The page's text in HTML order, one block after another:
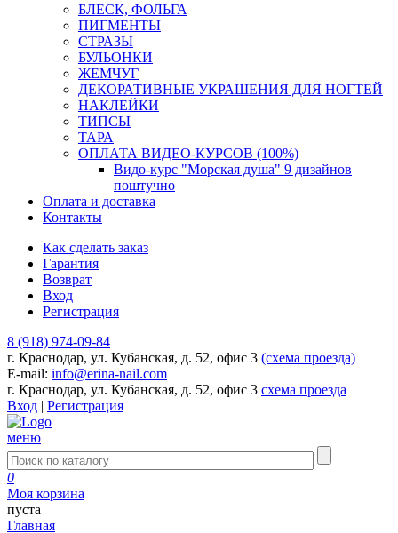
БЛЕСК, ФОЛЬГА
ПИГМЕНТЫ
СТРАЗЫ
БУЛЬОНКИ
ЖЕМЧУГ
ДЕКОРАТИВНЫЕ УКРАШЕНИЯ ДЛЯ НОГТЕЙ
НАКЛЕЙКИ
ТИПСЫ
ТАРА
ОПЛАТА ВИДЕО-КУРСОВ (100%)
Видо-курс "Морская душа" 9 дизайнов
поштучно
Оплата и доставка
Контакты
Как сделать заказ
Гарантия
Возврат
Вход
Регистрация
8 (918) 974-09-84
г. Краснодар, ул. Кубанская, д. 52, офис 3 (схема проезда)
E-mail: info@erina-nail.com
г. Краснодар, ул. Кубанская, д. 52, офис 3 схема проезда
Вход | Регистрация
меню
0
Моя корзина
пуста
Главная